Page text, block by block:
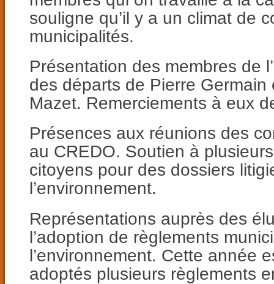
souligne qu’il y a un climat de
municipalités.
Présentation des membres de
des départs de Pierre
Mazet. Remerciements à eux
Présences aux réunions des
au CREDO. Soutien à
citoyens pour des dossiers
l’environnement.
Représentations auprès des
l’adoption de règlements
l’environnement. Cette année
adoptés plusieurs règlements